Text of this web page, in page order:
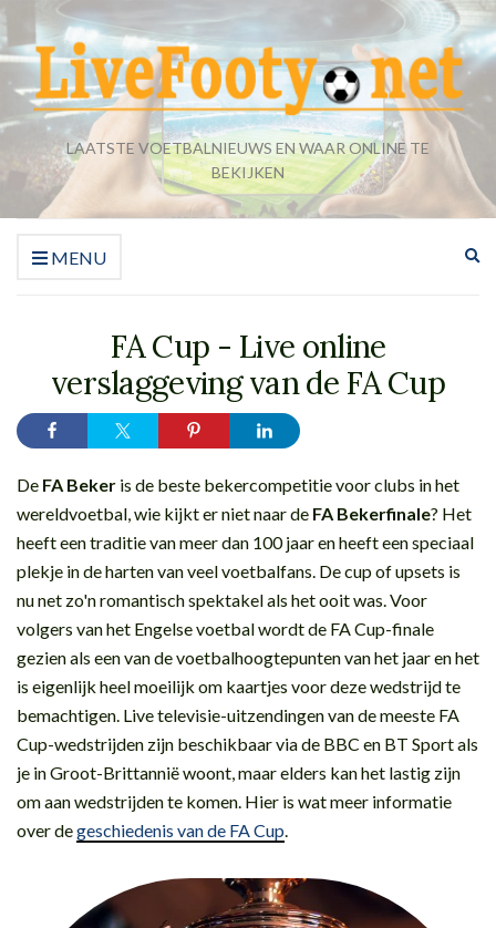
LAATSTE VOETBALNIEUWS EN WAAR ONLINE TE
BEKIJKEN
MENU
FA Cup - Live online
verslaggeving van de FA Cup
De FA Beker is de beste bekercompetitie voor clubs in het
wereldvoetbal, wie kijkt er niet naar de FA Bekerfinale? Het
heeft een traditie van meer dan 100 jaar en heeft een speciaal
plekje in de harten van veel voetbalfans. De cup of upsets is
nu net zo'n romantisch spektakel als het ooit was. Voor
volgers van het Engelse voetbal wordt de FA Cup-finale
gezien als een van de voetbalhoogtepunten van het jaar en het
is eigenlijk heel moeilijk om kaartjes voor deze wedstrijd te
bemachtigen. Live televisie-uitzendingen van de meeste FA
Cup-wedstrijden zijn beschikbaar via de BBC en BT Sport als
je in Groot-Brittannië woont, maar elders kan het lastig zijn
om aan wedstrijden te komen. Hier is wat meer informatie
over degeschiedenis van de FA Cup